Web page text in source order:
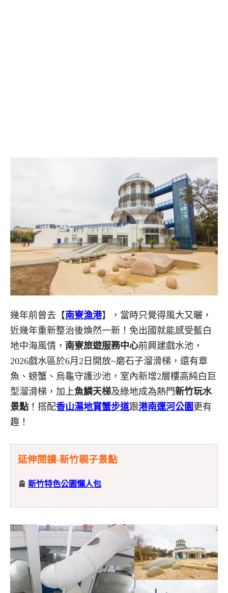
幾年前曾去【南寮漁港】，當時只覺得風大又曬，
近幾年重新整治後煥然一新！免出國就能感受藍白
地中海風情， 南寮旅遊服務中心前興建戲水池，
2026戲水區於6月2日開放~磨石子溜滑梯，還有章
魚、螃蟹、烏龜守護沙池，室內新增2層樓高純白巨
型溜滑梯，加上魚鱗天梯及綠地成為熱門新竹玩水
景點 ！搭配香山濕地賞蟹步道跟港南運河公園 更有
趣！
延伸閱讀-新竹親子景點
🚊 新竹特色公園懶人包